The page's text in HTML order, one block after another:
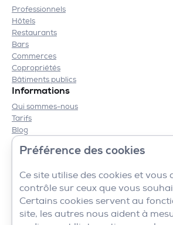
Préférence des cookies
Ce site utilise des cookies et vous
contrôle sur ceux que vous
Certains cookies servent au
site, les autres nous aident à
Professionnels
Hôtels
Restaurants
Bars
Commerces
Copropriétés
Bâtiments publics
Informations
Qui sommes-nous
Tarifs
Blog
Contact
Mentions légales